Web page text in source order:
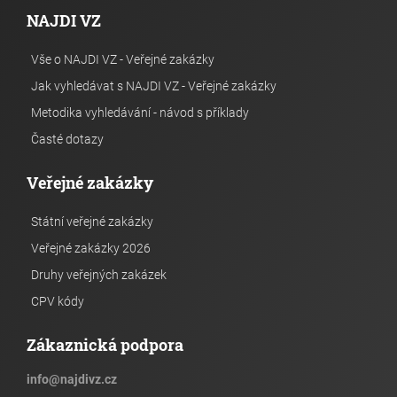
NAJDI VZ
Vše o NAJDI VZ - Veřejné zakázky
Jak vyhledávat s NAJDI VZ - Veřejné zakázky
Metodika vyhledávání - návod s příklady
Časté dotazy
Veřejné zakázky
Státní veřejné zakázky
Veřejné zakázky 2026
Druhy veřejných zakázek
CPV kódy
Zákaznická podpora
info@najdivz.cz